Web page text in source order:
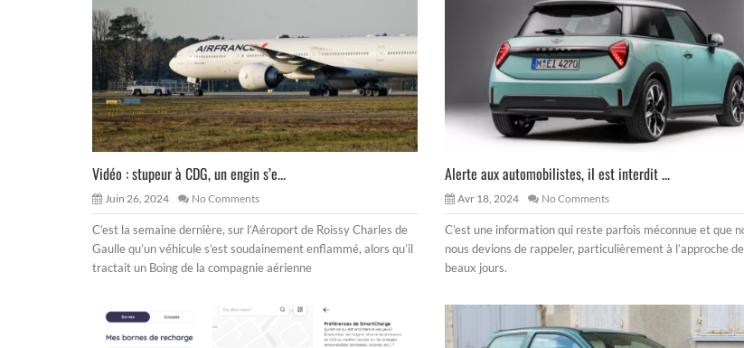
Vidéo : stupeur à CDG, un engin s’e...
Juin 26, 2024 No Comments
C’est la semaine dernière, sur l’Aéroport de Roissy Charles de
Gaulle qu’un véhicule s’est soudainement enflammé, alors qu’il
tractait un Boing de la compagnie aérienne
Alerte aux automobilistes, il est interdit ...
Avr 18, 2024 No Comments
C’est une information qui reste parfois méconnue et que
nous devions de rappeler, particulièrement à l’approche
beaux jours.